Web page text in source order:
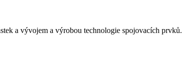
a vývojem a výrobou technologie spojovacích prvků.